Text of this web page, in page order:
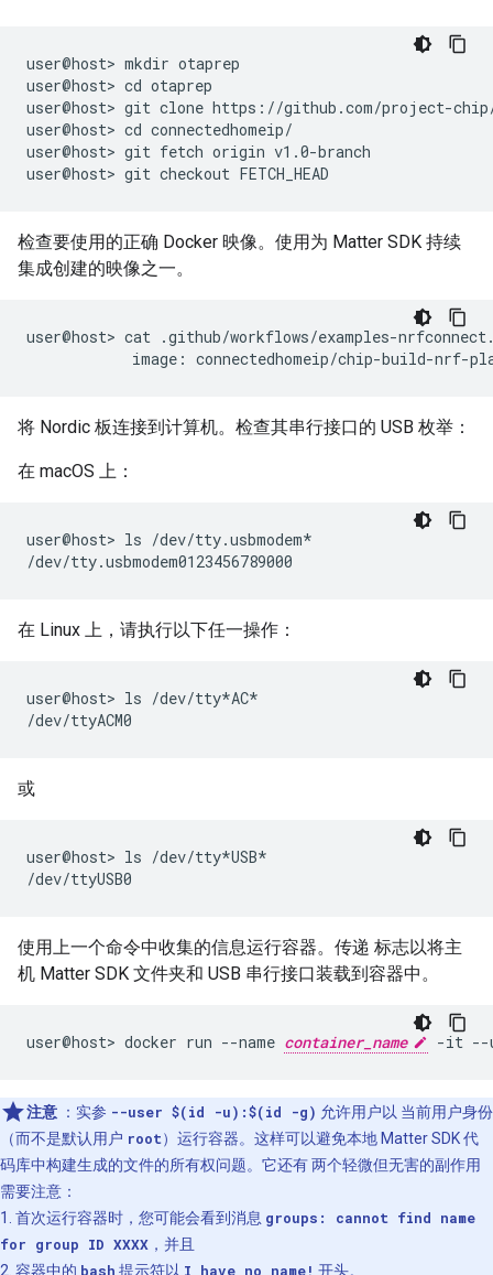
user@host> mkdir otaprep
user@host> cd otaprep
user@host> git clone https://github.com/project-chip/
user@host> cd connectedhomeip/
user@host> git fetch origin v1.0-branch
检查要使用的正确 Docker 映像。使用为 Matter SDK 持续
集成创建的映像之一。
user@host> cat .github/workflows/examples-
将 Nordic 板连接到计算机。检查其串行接口的 USB 枚举：
在 macOS 上：
user@host> ls /dev/tty.usbmodem*
在 Linux 上，请执行以下任一操作：
user@host> ls /dev/tty*AC*
或
user@host> ls /dev/tty*USB*
使用上一个命令中收集的信息运行容器。传递 标志以将主
机 Matter SDK 文件夹和 USB 串行接口装载到容器中。
user@host> docker run --name container_name
注意 ：实参 --user $(id -u):$(id -g) 允许用户以 当前用户身份
（而不是默认用户 root）运行容器。这样可以避免本地 Matter SDK 代
码库中构建生成的文件的所有权问题。它还有 两个轻微但无害的副作用
需要注意：
1. 首次运行容器时，您可能会看到消息 groups: cannot find name
for group ID XXXX ，并且
2. 容器中的 bash 提示符以 I have no name! 开头。